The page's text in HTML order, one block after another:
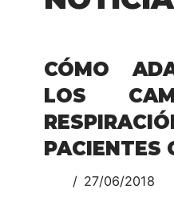
CÓMO
LOS
PACIENTES
27/06/2018